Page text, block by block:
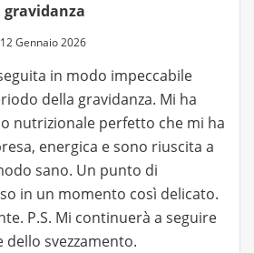
gravidanza
Gennaio 2026
in modo impeccabile
della gravidanza. Mi ha
nutrizionale perfetto che mi ha
energica e sono riuscita a
sano. Un punto di
in un momento così delicato.
P.S. Mi continuerà a seguire
svezzamento.